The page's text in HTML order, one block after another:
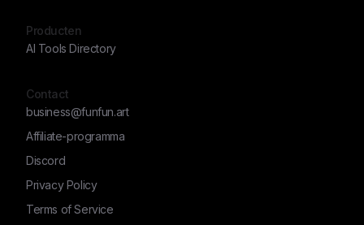
Producten
AI Tools Directory
Contact
business@funfun.art
Affiliate-programma
Discord
Privacy Policy
Terms of Service